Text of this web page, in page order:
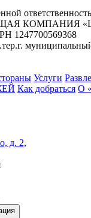
КОМПАНИЯ
1247700569368
Услуги
Как добраться О
д. 2,